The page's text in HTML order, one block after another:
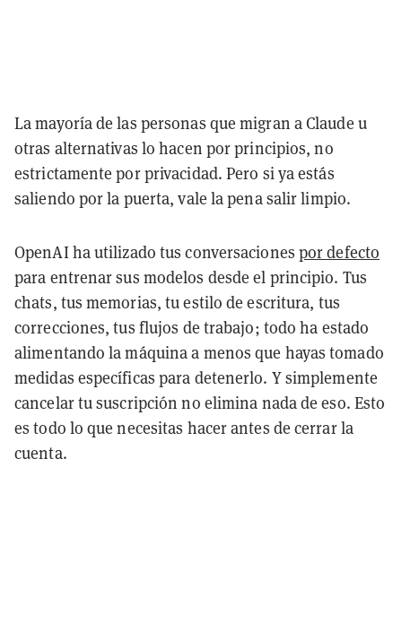
La mayoría de las personas que migran a Claude u
otras alternativas lo hacen por principios, no
estrictamente por privacidad. Pero si ya estás
saliendo por la puerta, vale la pena salir limpio.
OpenAI ha utilizado tus conversaciones por defecto
para entrenar sus modelos desde el principio. Tus
chats, tus memorias, tu estilo de escritura, tus
correcciones, tus flujos de trabajo; todo ha estado
alimentando la máquina a menos que hayas tomado
medidas específicas para detenerlo. Y simplemente
cancelar tu suscripción no elimina nada de eso. Esto
es todo lo que necesitas hacer antes de cerrar la
cuenta.